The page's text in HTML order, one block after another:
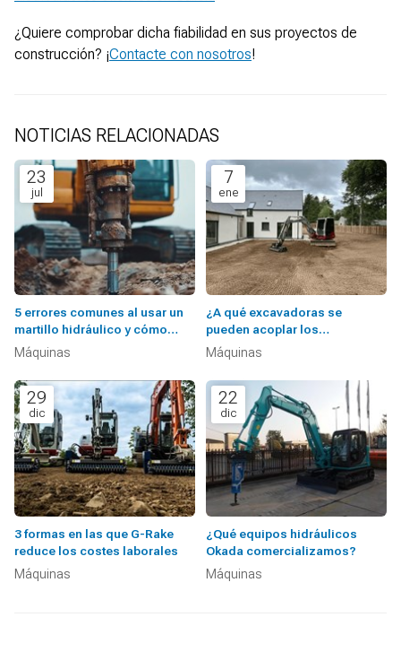
¿Quiere comprobar dicha fiabilidad en sus proyectos de
construcción? ¡Contacte con nosotros!
NOTICIAS RELACIONADAS
23
jul
5 errores comunes al usar un
martillo hidráulico y cómo
evitarlos
Máquinas
7
ene
¿A qué excavadoras se
pueden acoplar los
implementos de G-Rake?
Máquinas
29
dic
3 formas en las que G-Rake
reduce los costes laborales
Máquinas
22
dic
¿Qué equipos hidráulicos
Okada comercializamos?
Máquinas